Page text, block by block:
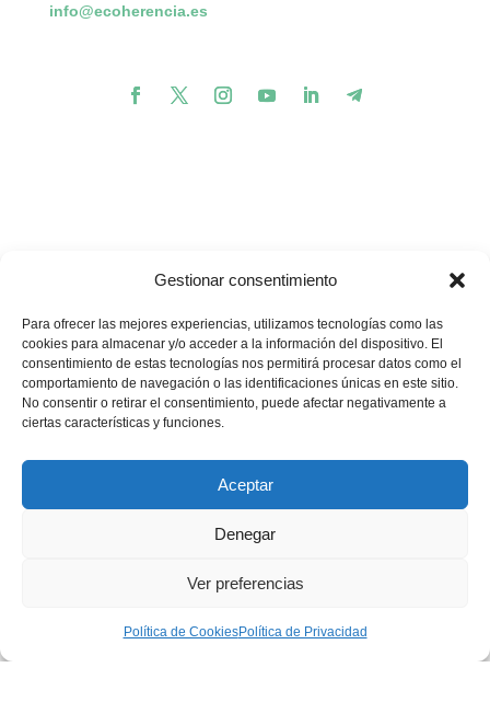
Gestionar consentimiento
Para ofrecer las mejores experiencias, utilizamos tecnologías como las
cookies para almacenar y/o acceder a la información del dispositivo. El
consentimiento de estas tecnologías nos permitirá procesar datos como el
comportamiento de navegación o las identificaciones únicas en este sitio.
No consentir o retirar el consentimiento, puede afectar negativamente a
ciertas características y funciones.
Aceptar
Denegar
Ver preferencias
Política de CookiesPolítica de Privacidad
info@ecoherencia.es
💪🏽¿Te gustaría apoyar nuestros proyectos?
¡Buenas
noticias! Ahora puedes hacerlo en un solo minuto…
Política de privacidad|